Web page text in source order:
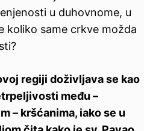
u duhovnome, u
koliko same crkve možda
regiji doživljava se kao
među –
– kršćanima, iako se u